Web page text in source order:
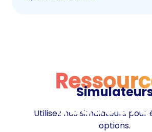
Utilisez nos simulateurs pour
options.